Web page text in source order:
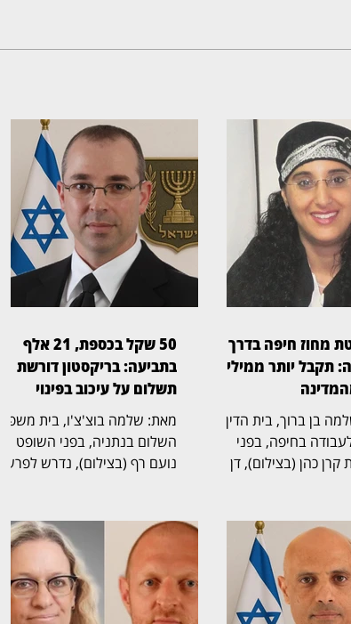
מחוז חיפה בדרך
תקבל יותר ממיליון
מאת: שלמה בן ברוך, בית הדין
בחיפה, בפני
כהן (בצילום), דן
הבכירים בפרקליטות
ובמחלוקת על תנאי
והזכויות
עם סיום כהונתה.
בהסכמות בין
50 שקל בכספת, 21 אלף
בתביעה: בריקסטון דורשת
תשלום על עיכוב בפינוי
מאת: שלמה בוצ'צ'ו, בית משפט
השלום בנתניה, בפני השופט
נועם רף (בצילום), נדרש לפרשה
שטר בודד של 50 שקל,
והתגלגלה לשני הליכים משפטיים
נפרדים. בריקסטון כספות פעלה
תחילה לפינוי הכספת, ובהמשך
הגישה תביעה כספית בדרישה